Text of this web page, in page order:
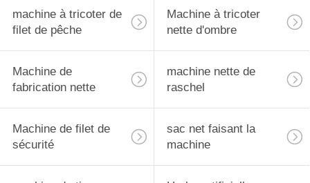
machine à tricoter de
filet de pêche
Machine à tricoter
nette d'ombre
Machine de
fabrication nette
machine nette de
raschel
Machine de filet de
sécurité
sac net faisant la
machine